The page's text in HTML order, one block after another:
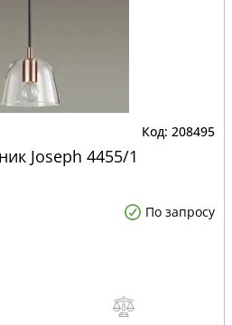
208495
Joseph 4455/1
По запросу